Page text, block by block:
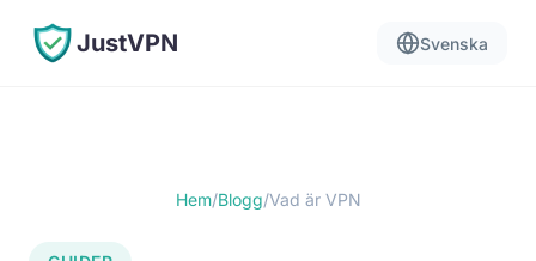
JustVPN Svenska
Hem/Blogg/Vad är VPN